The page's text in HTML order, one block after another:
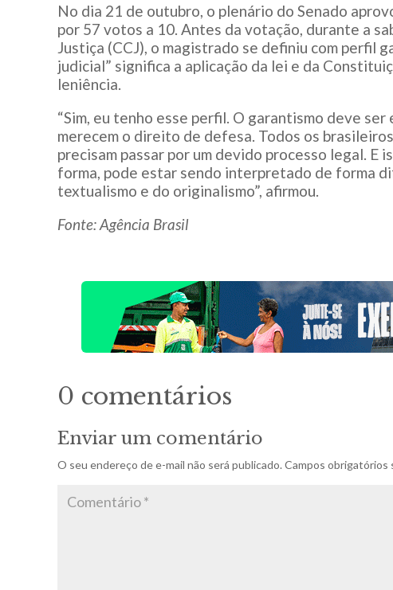
No dia 21 de outubro, o plenário do Senado
por 57 votos a 10. Antes da votação, durante a
Justiça (CCJ), o magistrado se definiu com perfil
judicial” significa a aplicação da lei e da
leniência.
“Sim, eu tenho esse perfil. O garantismo deve
merecem o direito de defesa. Todos os
precisam passar por um devido processo legal. E
forma, pode estar sendo interpretado de forma
textualismo e do originalismo”, afirmou.
Fonte: Agência Brasil
0 comentários
Enviar um comentário
O seu endereço de e-mail não será publicado. Campos obrigatórios